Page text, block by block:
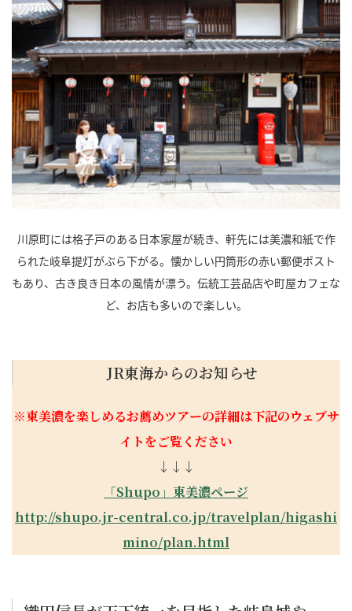
川原町には格子戸のある日本家屋が続き、軒先には美濃和紙で作
られた岐阜提灯がぶら下がる。懐かしい円筒形の赤い郵便ポスト
もあり、古き良き日本の風情が漂う。伝統工芸品店や町屋カフェな
ど、お店も多いので楽しい。
JR東海からのお知らせ
※東美濃を楽しめるお薦めツアーの詳細は下記のウェブサ
イトをご覧ください
↓↓↓
「Shupo 」東美濃ページ
http://shupo.jr-central.co.jp/travelplan/higashi
mino/plan.html